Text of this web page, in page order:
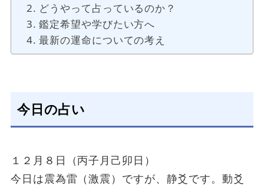
どうやって占っているのか？
鑑定希望や学びたい方へ
最新の運命についての考え
今日の占い
１２月８日（丙子月己卯日）
今日は震為雷（激震）ですが、静爻です。動爻